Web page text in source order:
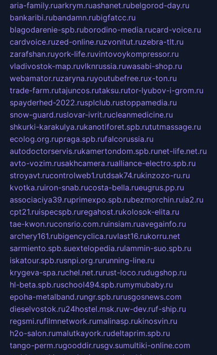
aria-family.ruarkrym.ruashanet.rubelgorod-day.ru
bankaribi.rubandamn.rubigfatcc.ru
blagodarenie-spb.ruborodino-media.rucard-voice.ru
cardvoice.ruzed-online.ruzvonitut.ruzebra-tlt.ru
zarafshan.ruyork-life.ruvintovoykompressor.ru
vladivostok-map.ruvlknrussia.ruwasabi-shop.ru
webamator.ruzaryna.ruyoutubefree.rux-ton.ru
trade-farm.rutajuncos.rutaksu.rutor-lyubov-i-grom.ru
spayderhed-2022.rusplclub.rustoppamedia.ru
snow-guard.ruslovar-ivrit.rucleanmedicine.ru
shkurki-karakulya.rukanotiforet.spb.rututmassage.ru
ecolog.org.rupraga.spb.rufalcorussia.ru
autodoctorservis.rukamertondom.spb.runet-life.net.ru
avto-vozim.rusakhcamera.rualliance-electro.spb.ru
stroyavt.rucontrolweb1.rutdsak74.rukinzozo-ru.ru
kvotka.ruiron-snab.rucosta-bella.rueugrus.pp.ru
associaciya39.ruprimexpo.spb.rubezmorchin.ruia2.ru
cpt21.ruispecspb.ruregahost.rukolosok-elita.ru
tae-kwon.ruconsrio.com.ruinsiam.ruavegainfo.ru
archery161.rubigencyclica.ruvlast16.rukorru.net
sarmiento.spb.suextelopedia.rulammin-suo.spb.ru
iskatour.spb.rusnpi.org.rurunning-line.ru
krygeva-spa.ruchel.net.rurust-loco.rudugshop.ru
hl-beta.spb.ruschool494.spb.rumymubaby.ru
epoha-metalband.rungr.spb.rurusgosnews.com
dieselvostok.ru24hostel.msk.ruw-dev.ruf-ship.ru
regsmi.rufilmnetwork.rumalinasp.rukinosvin.ru
h2o-salon.rumalutkayork.rudeltaprim.spb.ru
tango-perm.rugooddir.rusgv.sumultiki-online.com